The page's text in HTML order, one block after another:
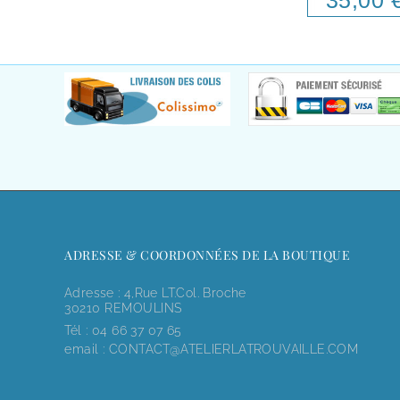
ADRESSE & COORDONNÉES DE LA BOUTIQUE
Adresse : 4,rue LT.Col. Broche
30210 REMOULINS
Tél : 04 66 37 07 65
email : CONTACT@ATELIERLATROUVAILLE.COM